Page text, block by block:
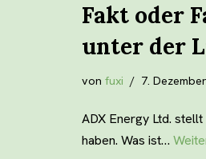
Fakt oder
unter der
von fuxi 7.
ADX Energy Ltd.
haben. Was ist…